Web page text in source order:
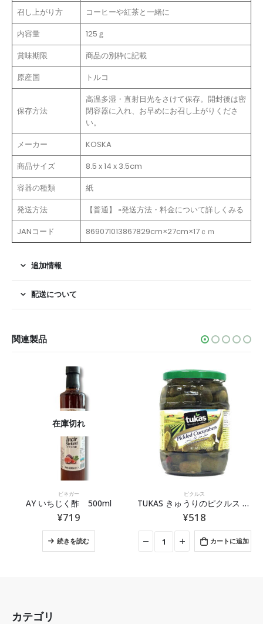
召し上がり方
コーヒーや紅茶と一緒に
内容量
125ｇ
賞味期限
商品の別枠に記載
原産国
トルコ
保存方法
高温多湿・直射日光をさけて保存。開封後は密
閉容器に入れ、お早めにお召し上がりくださ
い。
メーカー
KOSKA
商品サイズ
8.5 x 14 x 3.5cm
容器の種類
紙
発送方法
【普通】 »発送方法・料金について詳しくみる
JANコード
869071013867829cm×27cm×17ｃｍ
追加情報
配送について
関連製品
在庫切れ
ビネガー
AY いちじく酢 500ml
¥719
続きを読む
ピクルス
TUKAS きゅうりのピクルス 670g
¥518
カートに追加
カテゴリ